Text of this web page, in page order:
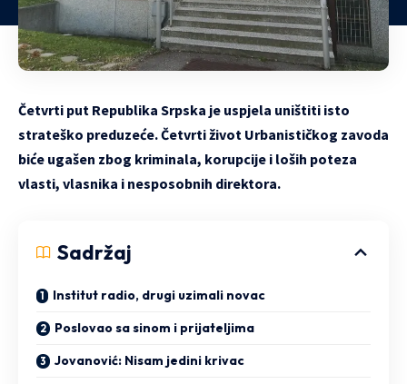
Četvrti put Republika Srpska je uspjela uništiti isto
strateško preduzeće. Četvrti život Urbanističkog zavoda
biće ugašen zbog kriminala, korupcije i loših poteza
vlasti, vlasnika i nesposobnih direktora.
Sadržaj
Institut radio, drugi uzimali novac
Poslovao sa sinom i prijateljima
Jovanović: Nisam jedini krivac